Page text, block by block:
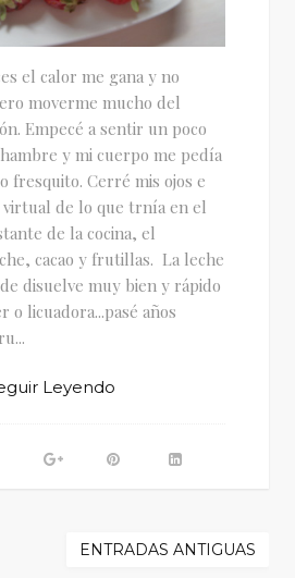
el calor me gana y no
moverme mucho del
Empecé a sentir un poco
y mi cuerpo me pedía
fresquito. Cerré mis ojos e
virtual de lo que trnía en el
de la cocina, el
cacao y frutillas. La leche
disuelve muy bien y rápido
o licuadora...pasé años
Leyendo
ENTRADAS ANTIGUAS